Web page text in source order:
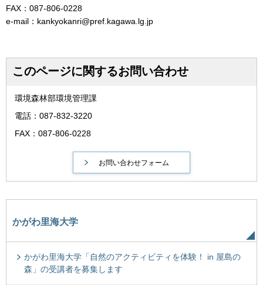
FAX：087-806-0228
e-mail：kankyokanri@pref.kagawa.lg.jp
このページに関するお問い合わせ
環境森林部環境管理課
電話：087-832-3220
FAX：087-806-0228
かがわ里海大学
かがわ里海大学「自然のアクティビティを体験！ in 屋島の
森」の受講者を募集します